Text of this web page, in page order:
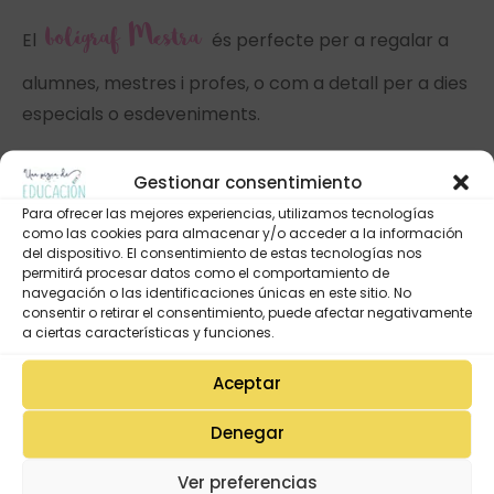
Gestionar consentimiento
Para ofrecer las mejores experiencias, utilizamos tecnologías
como las cookies para almacenar y/o acceder a la información
del dispositivo. El consentimiento de estas tecnologías nos
permitirá procesar datos como el comportamiento de
navegación o las identificaciones únicas en este sitio. No
consentir o retirar el consentimiento, puede afectar negativamente
a ciertas características y funciones.
Aceptar
Denegar
Ver preferencias
El bolígraf Mestra és perfecte per a regalar a
alumnes, mestres i profes, o com a detall per a dies
especials o esdeveniments.
Mestra
és la paraula que defineix els dissenys de
la nostra nova col·lecció. Amb un munt
d’il·lustracions boniques amb motius escolars.
Tots els nostres productes estan elaborats
íntegrament a Espanya. En concret, aquest llapis
ha estat fabricat per BIC.
Es tracta d’un bolígraf amb un disseny a 360º i a
tot color. Amb format clip i tinta blava i punta
metal·litzada.